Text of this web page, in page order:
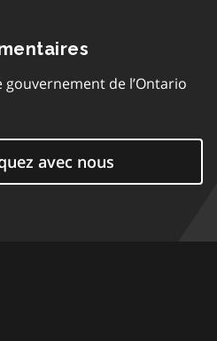
de l’Ontario
avec nous